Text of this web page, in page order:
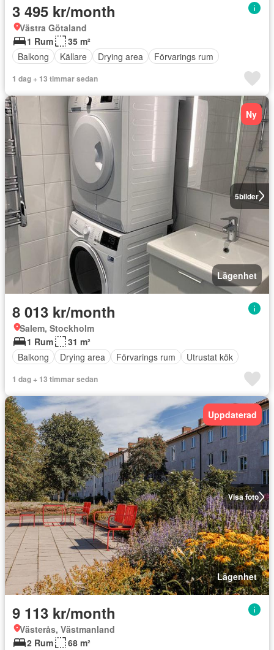
3 495 kr/month
Västra Götaland
1 Rum
35 m²
Balkong
Källare Drying area Förvarings rum
1 dag + 13 timmar sedan
5bilder
Ny
Lägenhet
8 013 kr/month
Salem, Stockholm
1 Rum
31 m²
Balkong
Drying area Förvarings rum Utrustat kök
1 dag + 13 timmar sedan
Visa foto
Uppdaterad
Lägenhet
9 113 kr/month
Västerås, Västmanland
2 Rum
68 m²